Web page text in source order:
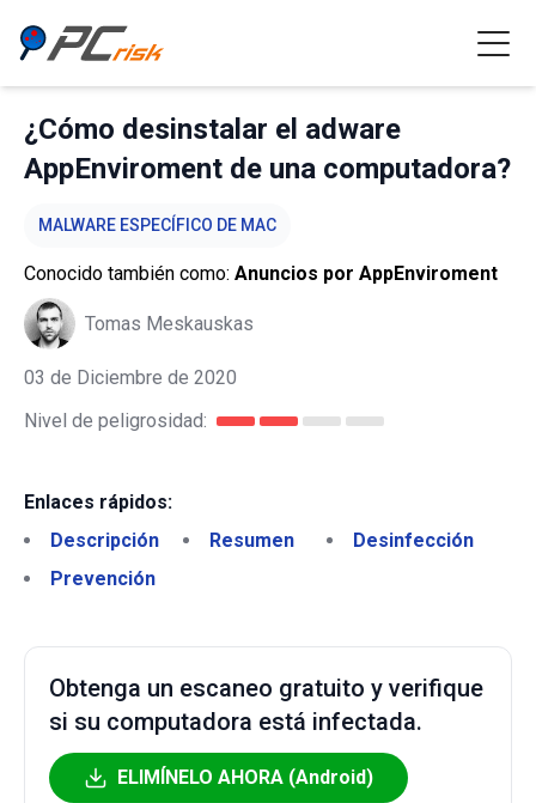
¿Cómo desinstalar el adware
AppEnviroment de una computadora?
MALWARE ESPECÍFICO DE MAC
Conocido también como: Anuncios por AppEnviroment
Tomas Meskauskas
03 de Diciembre de 2020
Nivel de peligrosidad:
Enlaces rápidos:
Descripción
Resumen
Desinfección
Prevención
Obtenga un escaneo gratuito y verifique
si su computadora está infectada.
ELIMÍNELO AHORA (Android)